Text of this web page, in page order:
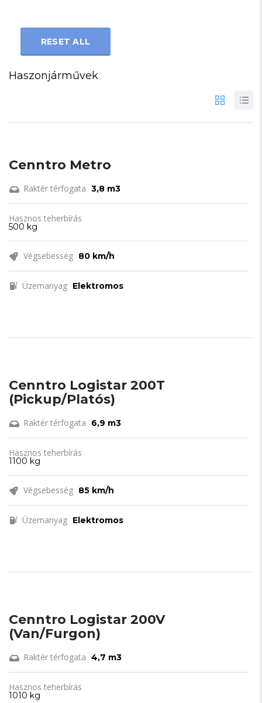
RESET ALL
Haszonjárművek
Cenntro Metro
Raktér térfogata 3,8 m3
Hasznos teherbírás
500 kg
Végsebesség 80 km/h
Üzemanyag Elektromos
Cenntro Logistar 200T
(Pickup/Platós)
Raktér térfogata 6,9 m3
Hasznos teherbírás
1100 kg
Végsebesség 85 km/h
Üzemanyag Elektromos
Cenntro Logistar 200V
(Van/Furgon)
Raktér térfogata 4,7 m3
Hasznos teherbírás
1010 kg